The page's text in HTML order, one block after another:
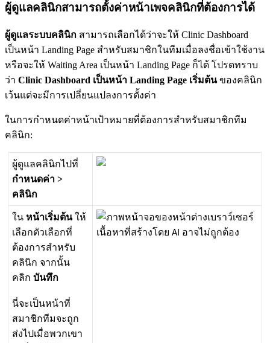
ผดแลคลนกสามารถตงคาหนาเพจคลนกทตองการได
ผดแลระบบคลนก สามารถเลอกไดวาจะให Clinic Dashboard
เปนหนา Landing Page สหรบสมาชกในทมเมอลงชอเขาใชงาน
หรอจะให WaitingArea เปนหนา Landing Page กได โปรดทราบ
วา Clinic Dashboard เปนหนา Landing Page เรมตน ของคลนก
เวนแตจะมการเปลยนแปลงการตงคา
ในการกหนดคาหนาเปาหมายทตองการสหรบสมาชกทม
คลนก:
ผดแลคลนกไปท
กหนดคา >
คลนก
ใน หนาเรมตน ให
เลอกตวเลอกท
ตองการสหรบ
คลนก จากนน
คลก บนทก
นจะเปนหนาท
สมาชกทมจะถก
สงไปเมอพวกเขา